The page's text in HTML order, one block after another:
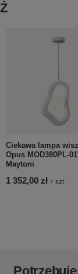
Ciekawa lampa
Opus MOD380PL-
Maytoni
1 352,00 zł / szt.